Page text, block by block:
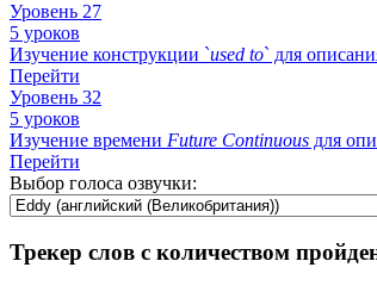
Уровень 27
5 уроков
Изучение конструкции `used to` для
Перейти
Уровень 32
5 уроков
Изучение времени Future Continuous для
Перейти
Выбор голоса озвучки:
Трекер слов с количеством